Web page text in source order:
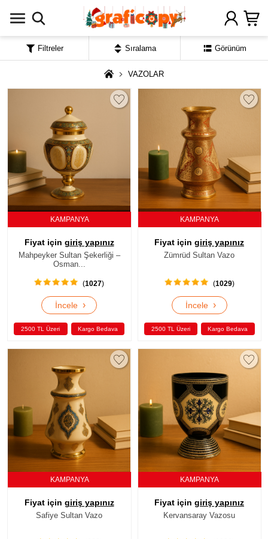
VAZOLAR
KAMPANYA
Fiyat için giriş yapınız
Mahpeyker Sultan Şekerliği –
Osman...
(1027)
İncele ›
2500 TL Üzeri Kargo Bedava
KAMPANYA
Fiyat için giriş yapınız
Zümrüd Sultan Vazo
(1029)
İncele ›
2500 TL Üzeri Kargo Bedava
KAMPANYA
Fiyat için giriş yapınız
Safiye Sultan Vazo
KAMPANYA
Fiyat için giriş yapınız
Kervansaray Vazosu
Filtreler Sıralama Görünüm